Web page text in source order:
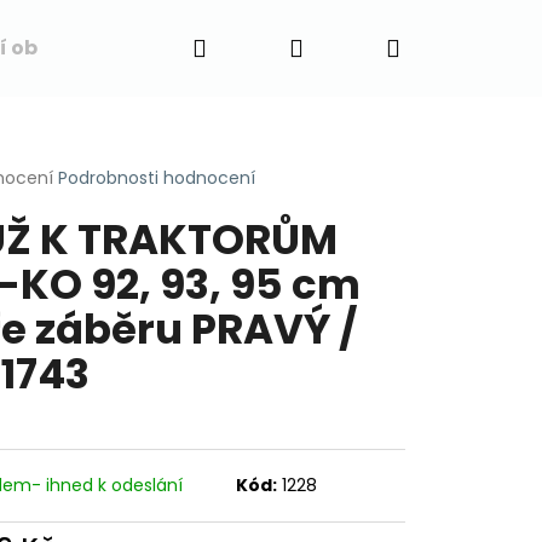
Napište nám
Hledat PřihlášeníNákupní
Podrobnosti hodnocení
K TRAKTORŮM
KO 92, 93, 95 cm
záběru PRAVÝ /
ihned k odeslání Kód: 1228